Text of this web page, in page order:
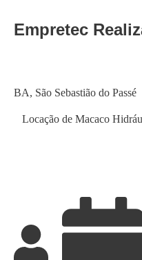
Empretec
Locação de Macaco
Category
BA, São Sebastião do Passé